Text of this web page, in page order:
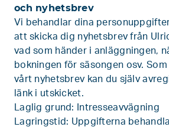
och nyhetsbrev
Vi behandlar dina
att skicka dig nyhetsbrev från
vad som händer i anläggningen,
bokningen för säsongen osv.
vårt nyhetsbrev kan du själv
länk i utskicket.
Laglig grund: Intresseavvägning
Lagringstid: Uppgifterna